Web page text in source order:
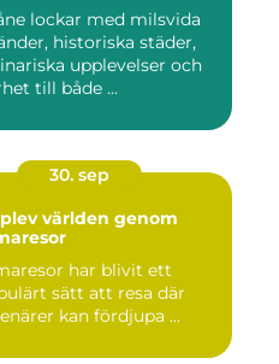
lockar med milsvida
historiska städer,
upplevelser och
till både ...
30. sep
världen genom
har blivit ett
sätt att resa där
kan fördjupa ...